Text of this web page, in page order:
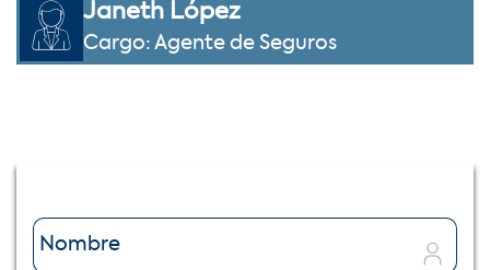
Janeth López
Cargo: Agente de Seguros